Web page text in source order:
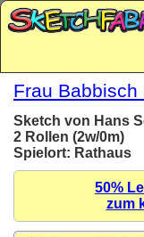
Frau Babbisch
Sketch von Hans
2 Rollen (2w/0m)
Spielort: Rathaus
50%
zum